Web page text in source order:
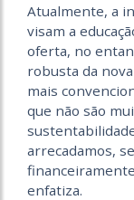
Atualmente, a
visam a
oferta, no
robusta da
mais
que não são
arrecadamos,
enfatiza.